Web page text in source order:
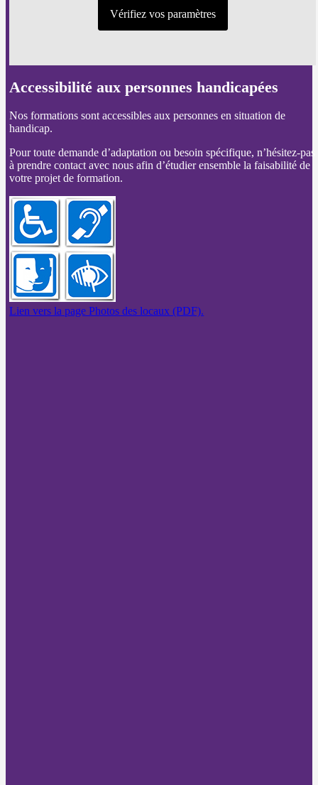
Vérifiez vos paramètres
Accessibilité aux personnes handicapées
Nos formations sont accessibles aux personnes en situation de
handicap.
Pour toute demande d’adaptation ou besoin spécifique, n’hésitez-pas
à prendre contact avec nous afin d’étudier ensemble la faisabilité de
votre projet de formation.
Lien vers la page Photos des locaux (PDF).